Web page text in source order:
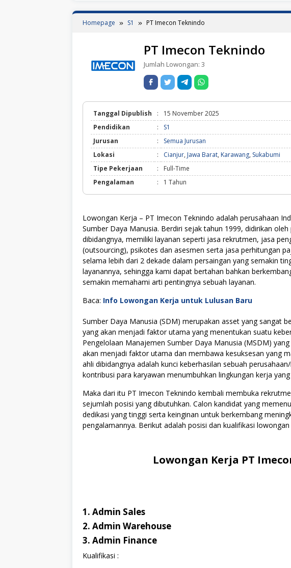
Homepage S1 PT Imecon Teknindo
PT Imecon Teknindo
Jumlah Lowongan: 3
Tanggal Dipublish :
15 November 2025
Pendidikan
:
S1
Jurusan
:
Semua Jurusan
Lokasi
: Cianjur, Jawa Barat, Karawang, Sukabumi
Tipe Pekerjaan
:
Full-Time
Pengalaman
: 1 Tahun
Lowongan Kerja – PT Imecon Teknindo adalah perusahaan
Sumber Daya Manusia. Berdiri sejak tahun 1999, didirikan
dibidangnya, memiliki layanan seperti jasa rekrutmen, jasa
(outsourcing), psikotes dan asesmen serta jasa perhitungan
selama lebih dari 2 dekade dalam persaingan yang semakin
layanannya, sehingga kami dapat bertahan bahkan
semakin memahami arti pentingnya sebuah layanan.
Baca: Info Lowongan Kerja untuk Lulusan Baru
Sumber Daya Manusia (SDM) merupakan asset yang sangat
yang akan menjadi faktor utama yang menentukan suatu
Pengelolaan Manajemen Sumber Daya Manusia (MSDM)
akan menjadi faktor utama dan membawa kesuksesan yang
ahli dibidangnya adalah kunci keberhasilan sebuah
kontribusi para karyawan menumbuhkan lingkungan kerja
Maka dari itu PT Imecon Teknindo kembali membuka
sejumlah posisi yang dibutuhkan. Calon kandidat yang
dedikasi yang tinggi serta keinginan untuk berkembang
pengalamannya. Berikut adalah posisi dan kualifikasi
Lowongan Kerja PT
1. Admin Sales
2. Admin Warehouse
3. Admin Finance
Kualifikasi :